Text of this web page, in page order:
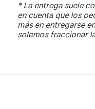
* La entrega suele
en cuenta que los
más en entregarse
solemos fraccionar